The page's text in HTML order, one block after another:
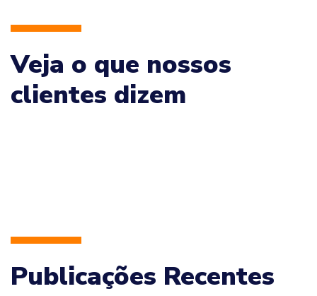
Veja o que nossos
clientes dizem
Publicações Recentes